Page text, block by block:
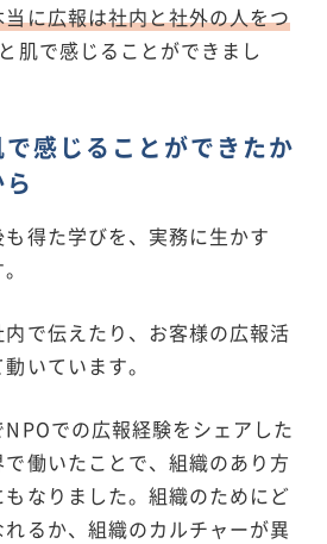
に広報は社内と社外の人をつ
と肌で感じることができまし
感じることができたか
得た学びを、実務に生かす
で伝えたり、お客様の広報活
いています。
での広報経験をシェアした
働いたことで、組織のあり方
なりました。組織のためにど
るか、組織のカルチャーが異